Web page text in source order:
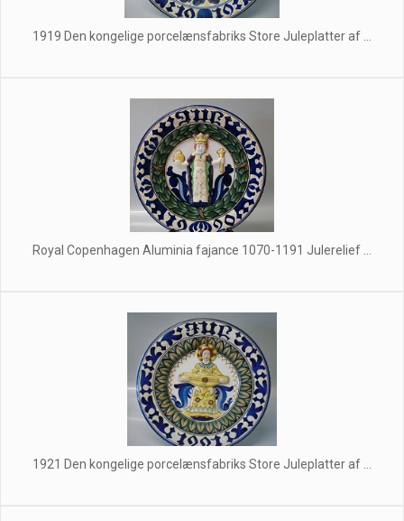
1919 Den kongelige porcelænsfabriks Store Juleplatter af ...
Royal Copenhagen Aluminia fajance 1070-1191 Julerelief ...
1921 Den kongelige porcelænsfabriks Store Juleplatter af ...